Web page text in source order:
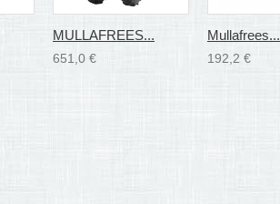
MULLAFREES...
651,0 €
Mullafrees...
192,2 €